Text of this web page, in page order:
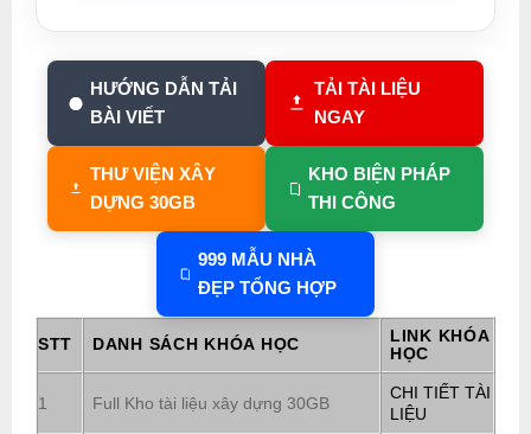
HƯỚNG DẪN TẢI
BÀI VIẾT
TẢI TÀI LIỆU
NGAY
THƯ VIỆN XÂY
DỰNG 30GB
KHO BIỆN PHÁP
THI CÔNG
999 MẪU NHÀ
ĐẸP TỔNG HỢP
STT DANH SÁCH KHÓA HỌC
LINK KHÓA
HỌC
1 Full Kho tài liệu xây dựng 30GB
CHI TIẾT TÀI
LIỆU